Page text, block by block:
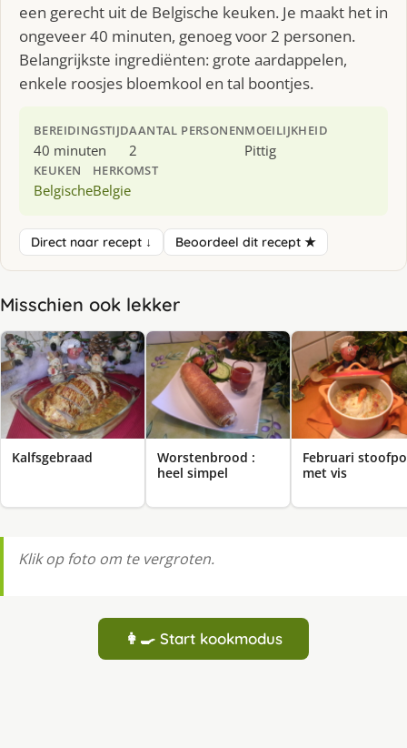
een gerecht uit de Belgische keuken. Je maakt het in
ongeveer 40 minuten, genoeg voor 2 personen.
Belangrijkste ingrediënten: grote aardappelen,
enkele roosjes bloemkool en tal boontjes.
BEREIDINGSTIJD
40 minuten
AANTAL PERSONEN
2
MOEILIJKHEID
Pittig
KEUKEN
Belgische
HERKOMST
Belgie
Direct naar recept ↓ Beoordeel dit recept ★
Misschien ook lekker
Kalfsgebraad
Worstenbrood :
heel simpel
Februari
met vis
Klik op foto om te vergroten.
👩‍🍳 Start kookmodus